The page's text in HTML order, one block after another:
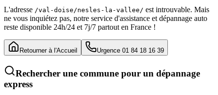
L'adresse /val-doise/nesles-la-vallee/ est introuvable. Mais
ne vous inquiétez pas, notre service d'assistance et dépannage auto
reste disponible 24h/24 et 7j/7 partout en France !
Retourner à l'Accueil Urgence 01 84 18 16 39
Rechercher une commune pour un dépannage
express